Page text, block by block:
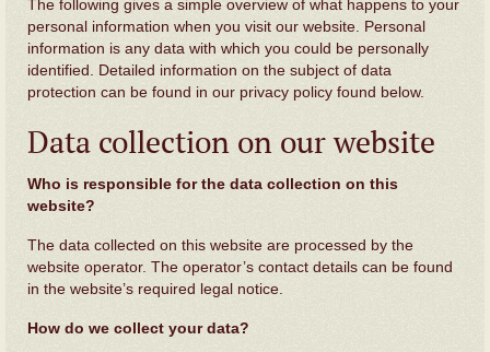
The following gives a simple overview of what happens to your
personal information when you visit our website. Personal
information is any data with which you could be personally
identified. Detailed information on the subject of data
protection can be found in our privacy policy found below.
Data collection on our website
Who is responsible for the data collection on this
website?
The data collected on this website are processed by the
website operator. The operator’s contact details can be found
in the website’s required legal notice.
How do we collect your data?